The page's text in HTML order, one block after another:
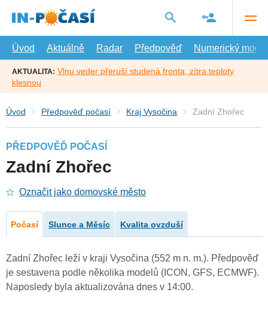
hlavní
Úvod
Aktuálně Radar Předpověď Numerický model
AKTUALITA: Vlnu veder přeruší studená fronta, zítra teploty
klesnou
Úvod Předpověď počasí Kraj Vysočina Zadní Zhořec
PŘEDPOVĚĎ POČASÍ
Zadní Zhořec
Označit jako domovské město
Počasí Slunce a Měsíc Kvalita ovzduší
Zadní Zhořec leží v kraji Vysočina (552 m n. m.). Předpověď
je sestavena podle několika modelů (ICON, GFS, ECMWF).
Naposledy byla aktualizována dnes v 14:00.